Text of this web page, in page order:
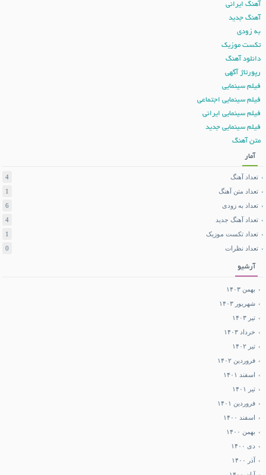
آهنگ ایرانی
آهنگ جدید
به زودی
تکست موزیک
دانلود آهنگ
رپورتاژ آگهی
فیلم سینمایی
فیلم سینمایی اجتماعی
فیلم سینمایی ایرانی
فیلم سینمایی جدید
متن آهنگ
آمار
تعداد آهنگ
4
تعداد متن آهنگ
1
تعداد به زودی
6
تعداد آهنگ جدید
4
تعداد تکست موزیک
1
تعداد نظرات
0
آرشیو
بهمن ۱۴۰۳
شهریور ۱۴۰۳
تیر ۱۴۰۳
خرداد ۱۴۰۳
تیر ۱۴۰۲
فروردین ۱۴۰۲
اسفند ۱۴۰۱
تیر ۱۴۰۱
فروردین ۱۴۰۱
اسفند ۱۴۰۰
بهمن ۱۴۰۰
دی ۱۴۰۰
آذر ۱۴۰۰